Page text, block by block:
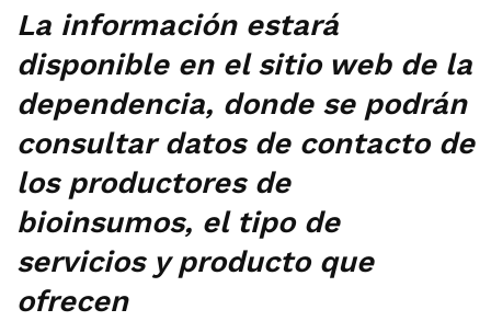
La información estará
disponible en el sitio web de la
dependencia, donde se podrán
consultar datos de contacto de
los productores de
bioinsumos, el tipo de
servicios y producto que
ofrecen